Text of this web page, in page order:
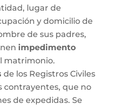
lugar de
y domicilio de
de sus padres,
impedimento
matrimonio.
de los Registros Civiles
contrayentes, que no
de expedidas. Se